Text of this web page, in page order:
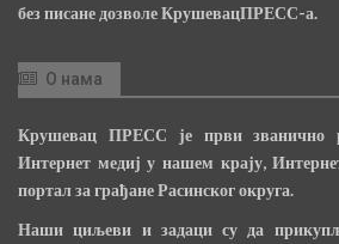
без писане дозволе КрушевацПРЕСС-а.
О нама
Крушевац ПРЕСС је први званично
Интернет медиј у нашем крају,
портал за грађане Расинског округа.
Наши циљеви и задаци су да